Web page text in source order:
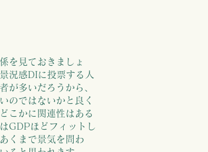
見ておき
ます
を見ておきましょ
況感DIに投票する人
が多いだろうから、
のではないかと良く
こかに関連性はある
GDPほどフィットし
くまで景気を問わ